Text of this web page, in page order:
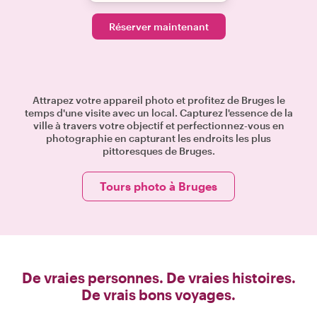
Réserver maintenant
Attrapez votre appareil photo et profitez de Bruges le
temps d'une visite avec un local. Capturez l'essence de la
ville à travers votre objectif et perfectionnez-vous en
photographie en capturant les endroits les plus
pittoresques de Bruges.
Tours photo à Bruges
De vraies personnes. De vraies histoires.
De vrais bons voyages.